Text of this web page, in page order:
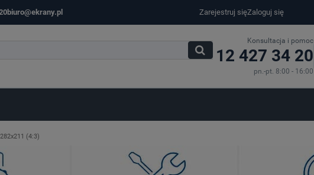
biuro@ekrany.pl Zarejestruj sięZaloguj się
Konsultacja i pomoc
12 427 34 20
pn.-pt. 8:00 - 16:00
(4:3)